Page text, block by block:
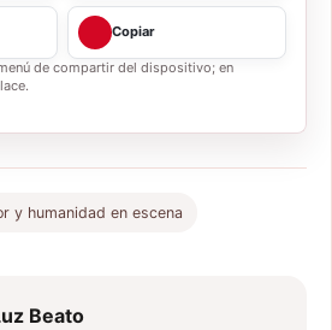
Copiar
de compartir del dispositivo; en
y humanidad en escena
Beato